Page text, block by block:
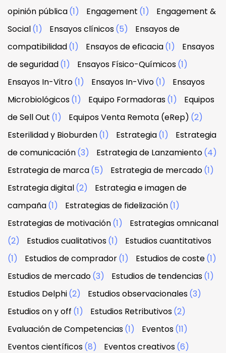
opinión pública(1) Engagement (1)
Engagement &
Social(1) Ensayos clínicos(5)
Ensayos de
compatibilidad(1) Ensayos de eficacia(1)
Ensayos
de seguridad(1) Ensayos Físico-Químicos(1)
Ensayos In-Vitro(1) Ensayos In-Vivo(1)
Ensayos
Microbiológicos(1) Equipo Formadoras(1)
Equipos
de Sell Out (1) Equipos Venta Remota (eRep) (2)
Esterilidad y Bioburden(1) Estrategia(1)
Estrategia
de comunicación(3) Estrategia de Lanzamiento(4)
Estrategia de marca(5) Estrategia de mercado(1)
Estrategia digital(2)
Estrategia e imagen de
campaña(1) Estrategias de fidelización(1)
Estrategias de motivación(1)
Estrategias omnicanal
(2)
Estudios cualitativos(1)
Estudios cuantitativos
(1)
Estudios de comprador(1) Estudios de coste(1)
Estudios de mercado(3) Estudios de tendencias(1)
Estudios Delphi(2) Estudios observacionales(3)
Estudios on y off (1) Estudios Retributivos(2)
Evaluación de Competencias(1) Eventos(11)
Eventos científicos(8) Eventos creativos(6)